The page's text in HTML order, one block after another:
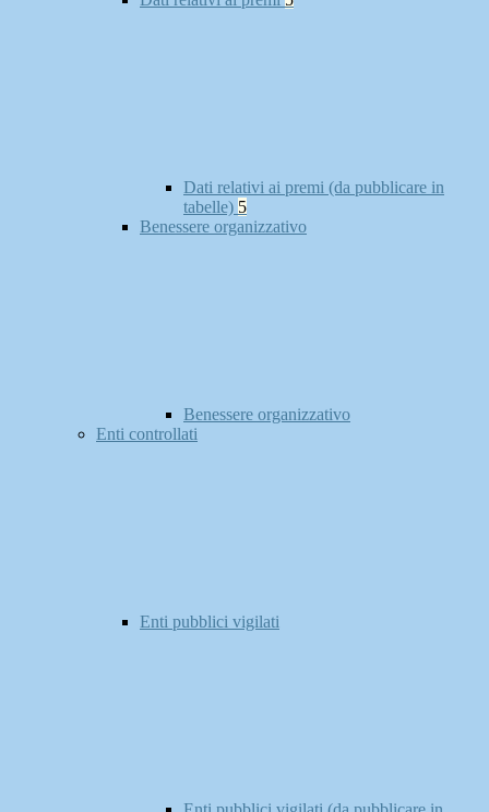
Dati relativi ai premi (da pubblicare in
tabelle) 5
Benessere organizzativo
Benessere organizzativo
Enti controllati
Enti pubblici vigilati